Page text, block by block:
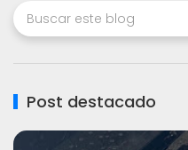
Post destacado